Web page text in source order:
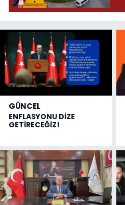
GÜNCEL
ENFLASYONU DİZE
GETİRECEĞİZ!